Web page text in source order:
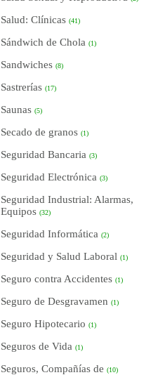
Salud: Clínicas (41)
Sándwich de Chola (1)
Sandwiches (8)
Sastrerías (17)
Saunas (5)
Secado de granos (1)
Seguridad Bancaria (3)
Seguridad Electrónica (3)
Seguridad Industrial: Alarmas,
Equipos (32)
Seguridad Informática (2)
Seguridad y Salud Laboral (1)
Seguro contra Accidentes (1)
Seguro de Desgravamen (1)
Seguro Hipotecario (1)
Seguros de Vida (1)
Seguros, Compañías de (10)